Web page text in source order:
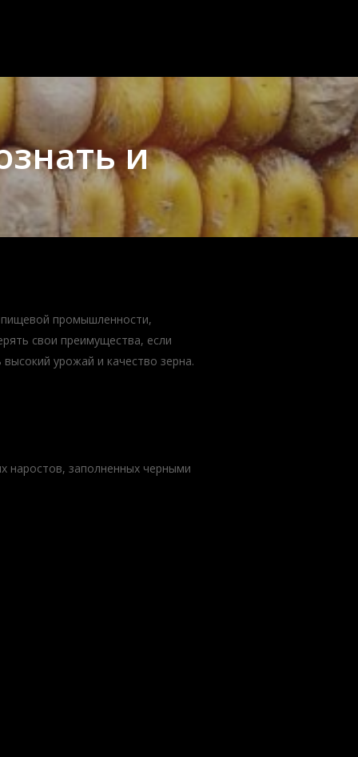
и
пищевой промышленности,
свои преимущества, если
урожай и качество зерна.
наростов, заполненных черными